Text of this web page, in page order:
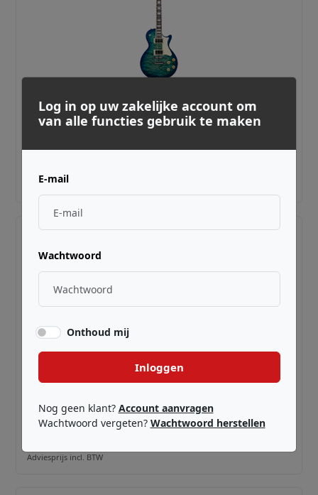
HERITAGE GUITARS ·HRT-016127181
Ascent+ H-150 Lake Blue Burst
€ 899,00
Adviesprijs incl. BTW
Ascent+ H-150 Cherry Sunburst
Adviesprijs incl. BTW
Log in op uw zakelijke account om
van alle functies gebruik te maken
E-mail
Wachtwoord
Onthoud mij
Inloggen
Nog geen klant? Account aanvragen
Wachtwoord vergeten? Wachtwoord herstellen